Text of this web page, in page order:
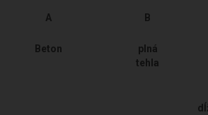
A B
Beton
plná
tehla